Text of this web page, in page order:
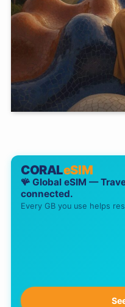
CORALeSIM
🪸 Global eSIM —
connected.
Every GB you use helps